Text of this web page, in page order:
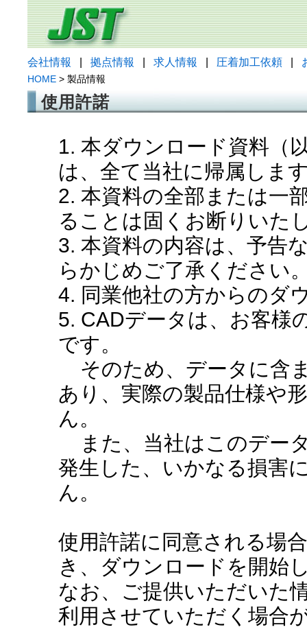
会社情報 拠点情報 求人情報 圧着加工依頼
HOME > 製品情報
使用許諾
1. 本ダウンロード資料（
は、全て当社に帰属しま
2. 本資料の全部または一
ることは固くお断りいた
3. 本資料の内容は、予告
らかじめご了承ください
4. 同業他社の方からのダ
5. CADデータは、お客様
です。
そのため、データに含
あり、実際の製品仕様や
ん。
また、当社はこのデー
発生した、いかなる損害
ん。
使用許諾に同意される場
き、ダウンロードを開始
なお、ご提供いただいた
利用させていただく場合